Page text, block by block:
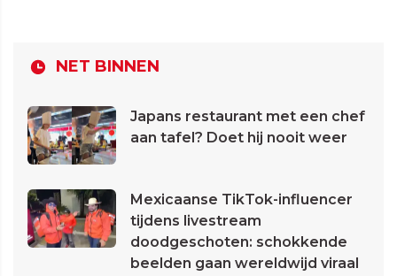
NET BINNEN
Japans restaurant met een chef
aan tafel? Doet hij nooit weer
Mexicaanse TikTok-influencer
tijdens livestream
doodgeschoten: schokkende
beelden gaan wereldwijd viraal